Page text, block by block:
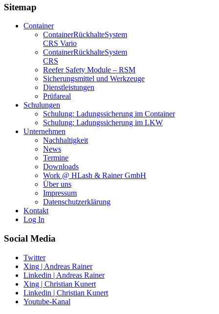
Sitemap
Container
Container­Rückhalte­System
CRS Vario
Container­Rückhalte­System
CRS
Reefer Safety Module – RSM
Sicherungsmittel und Werkzeuge
Dienstleistungen
Prüfareal
Schulungen
Schulung: Ladungssicherung im Container
Schulung: Ladungssicherung im LKW
Unternehmen
Nachhaltigkeit
News
Termine
Downloads
Work @ HLash & Rainer GmbH
Über uns
Impressum
Datenschutzerklärung
Kontakt
Log In
Social Media
Twitter
Xing | Andreas Rainer
Linkedin | Andreas Rainer
Xing | Christian Kunert
Linkedin | Christian Kunert
Youtube-Kanal